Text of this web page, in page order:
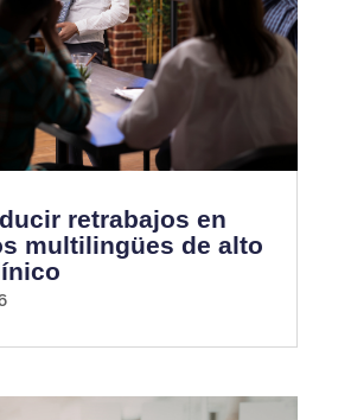
retrabajos en
multilingües de alto